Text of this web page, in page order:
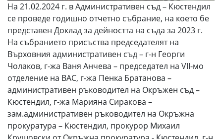
На 21.02.2024 г. в Административен съд – Кюстендил
се проведе годишно отчетно събрание, на което бе
представен Доклад за дейността на съда за 2023 г.
На събранието присъства председателят на
Върховния административен съд – г-н Георги
Чолаков, г-жа Ваня Анчева – председател на VІІ-мо
отделение на ВАС, г-жа Пенка Братанова –
административен ръководител на Окръжен съд –
Кюстендил, г-жа Марияна Сиракова –
зам.административен ръководител на Окръжна
прокуратура – Кюстендил, прокурор Михаил